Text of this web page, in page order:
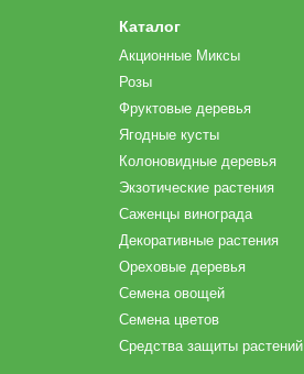
Каталог
Акционные Миксы
Розы
Фруктовые деревья
Ягодные кусты
Колоновидные деревья
Экзотические растения
Саженцы винограда
Декоративные растения
Ореховые деревья
Семена овощей
Семена цветов
Средства защиты растений